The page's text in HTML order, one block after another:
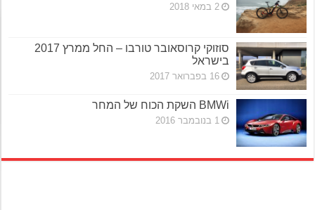
2 במאי 2018
סוזוקי קרוסאובר טורבו – החל ממרץ 2017
בישראל
16 בפברואר 2017
BMWi השקת הכוח של המחר
1 בנובמבר 2016